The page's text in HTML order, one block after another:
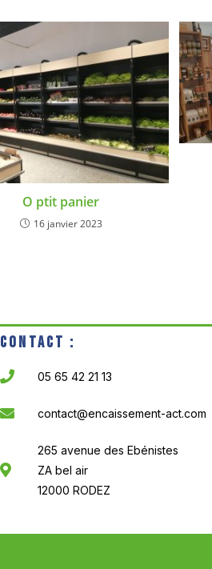
O ptit panier
16 janvier 2023
Contact :
05 65 42 21 13
contact@encaissement-act.com
265 avenue des Ebénistes
ZA bel air
12000 RODEZ